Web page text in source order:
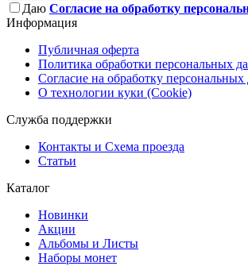
Даю Согласие на обработку
Информация
Публичная оферта
Политика обработки персональных
Согласие на обработку
О технологии куки (Cookie)
Служба поддержки
Контакты и Схема проезда
Статьи
Каталог
Новинки
Акции
Альбомы и Листы
Наборы монет